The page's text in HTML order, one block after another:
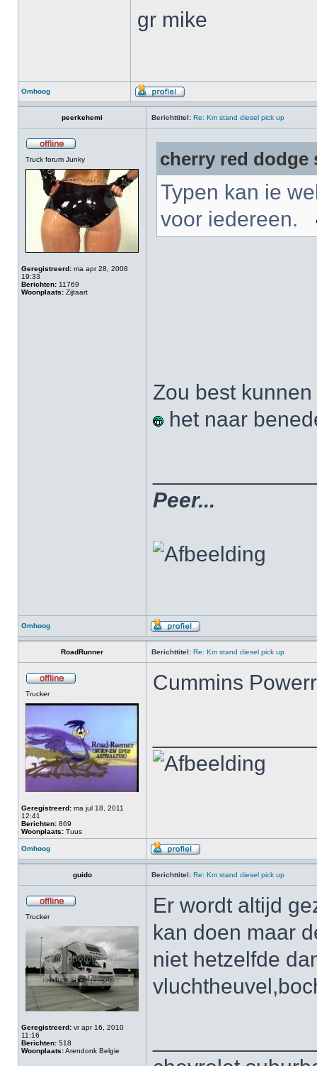
gr mike
Omhoog
peerkehemi Berichttitel: Re: Km stand diesel pick up
Truck forum Junky
Geregistreerd: ma apr 28, 2008
19:33
Berichten: 11769
Woonplaats: Zijtaart
cherry red dodge
Typen kan ie
voor iedereen.
Zou best
het naar
Peer...
Omhoog
RoadRunner Berichttitel: Re: Km stand diesel pick up
Trucker
Geregistreerd: ma jul 18, 2011
12:41
Berichten: 869
Woonplaats: Tuus
Cummins
Omhoog
guido Berichttitel: Re: Km stand diesel pick up
Trucker
Geregistreerd: vr apr 16, 2010
11:16
Berichten: 518
Woonplaats:Arendonk Belgie
Er wordt altijd
kan doen maar
niet hetzelfde